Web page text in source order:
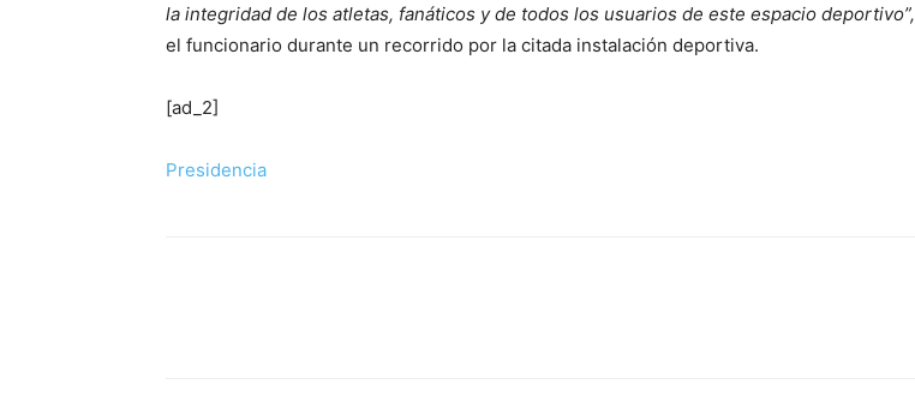
la integridad de los atletas, fanáticos y de todos los usuarios de este espacio deportivo”,
el funcionario durante un recorrido por la citada instalación deportiva.
[ad_2]
Presidencia